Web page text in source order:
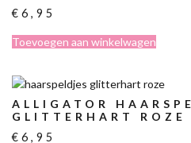
€ 6,95
Toevoegen aan winkelwagen
ALLIGATOR
GLITTERHART ROZE
€ 6,95